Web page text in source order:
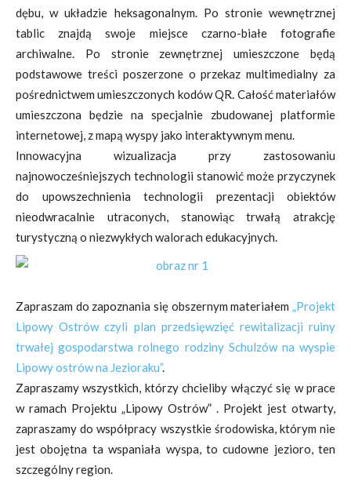
dębu, w układzie heksagonalnym. Po stronie wewnętrznej
tablic znajdą swoje miejsce czarno-białe fotografie
archiwalne. Po stronie zewnętrznej umieszczone będą
podstawowe treści poszerzone o przekaz multimedialny za
pośrednictwem umieszczonych kodów QR. Całość materiałów
umieszczona będzie na specjalnie zbudowanej platformie
internetowej, z mapą wyspy jako interaktywnym menu.
Innowacyjna wizualizacja przy zastosowaniu
najnowocześniejszych technologii stanowić może przyczynek
do upowszechnienia technologii prezentacji obiektów
nieodwracalnie utraconych, stanowiąc trwałą atrakcję
turystyczną o niezwykłych walorach edukacyjnych.
Zapraszam do zapoznania się obszernym materiałem „Projekt
Lipowy Ostrów czyli plan przedsięwzięć rewitalizacji ruiny
trwałej gospodarstwa rolnego rodziny Schulzów na wyspie
Lipowy ostrów na Jezioraku”.
Zapraszamy wszystkich, którzy chcieliby włączyć się w prace
w ramach Projektu „Lipowy Ostrów” . Projekt jest otwarty,
zapraszamy do współpracy wszystkie środowiska, którym nie
jest obojętna ta wspaniała wyspa, to cudowne jezioro, ten
szczególny region.